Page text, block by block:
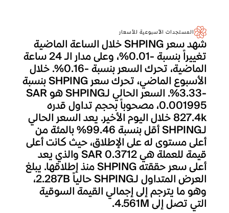
المستجدات الأسبوعية للأسعار
شهد سعر SHPING خلال الساعة الماضية
تغييراً بنسبة -0.01%، وعلى مدار الـ 24 ساعة
الماضية، تحرك السعر بنسبة -0.16%. خلال
الأسبوع الماضي، تحرك سعر SHPING بنسبة
-3.33%. السعر الحالي لـSHPING هو SAR
0.001995، مصحوباً بحجم تداول قدره
827.4k خلال اليوم الأخير. يعد السعر الحالي
لـSHPING أقل بنسبة 99.46% بالمئة من
أعلى مستوى له على الإطلاق، حيث كانت أعلى
قيمة للعملة هي SAR 0.3712 والذي يعد
أعلى سعر حققته SHPING منذ إطلاقها. يبلغ
العرض المتداول لـSHPING حالياً 2.287B،
وهو ما يترجم إلى إجمالي القيمة السوقية
التي تصل إلى 4.561M.